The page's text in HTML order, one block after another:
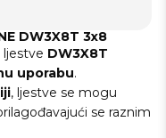
DW3X8T 3x8
ljestve DW3X8T
uporabu.
, ljestve se mogu
se raznim